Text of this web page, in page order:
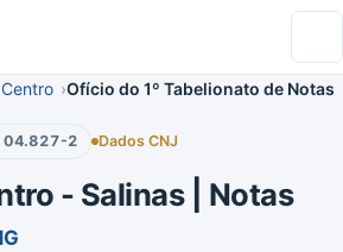
Centro Ofício do 1º Tabelionato de Notas
04.827-2 Dados CNJ
- Salinas | Notas